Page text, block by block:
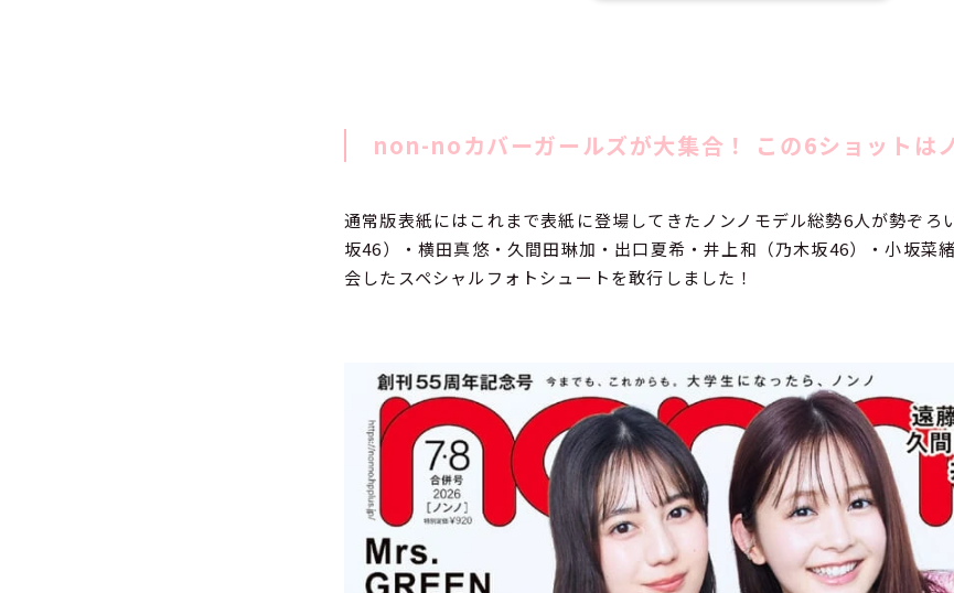
non-noカバーガールズが大集合！ この6ショットは
通常版表紙にはこれまで表紙に登場してきたノンノモデル総勢6人が勢ぞろ
坂46）・横田真悠・久間田琳加・出口夏希・井上和（乃木坂46）・小坂菜
会したスペシャルフォトシュートを敢行しました！